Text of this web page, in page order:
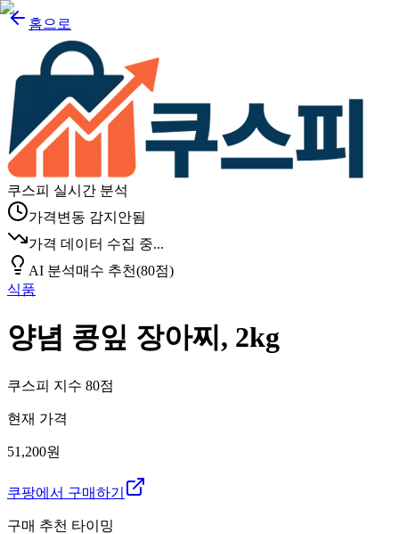
홈으로
쿠스피 실시간 분석
가격변동 감지안됨
가격 데이터 수집 중...
AI 분석매수 추천(80점)
식품
양념 콩잎 장아찌, 2kg
쿠스피 지수 80점
현재 가격
51,200원
쿠팡에서 구매하기
구매 추천 타이밍